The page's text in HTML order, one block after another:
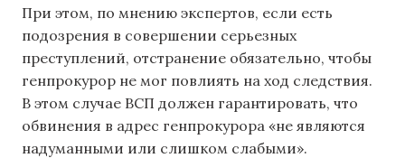
При этом, по мнению экспертов, если есть
подозрения в совершении серьезных
преступлений, отстранение обязательно, чтобы
генпрокурор не мог повлиять на ход следствия.
В этом случае ВСП должен гарантировать, что
обвинения в адрес генпрокурора «не являются
надуманными или слишком слабыми».